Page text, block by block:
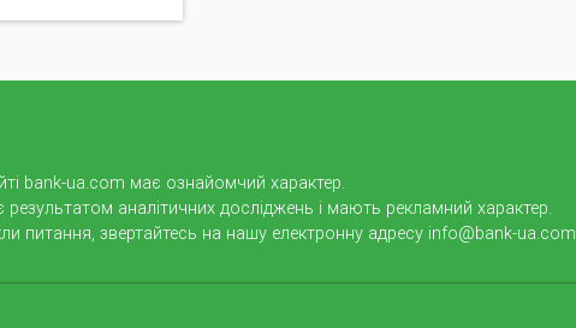
bank-ua.com має ознайомчий характер.
результатом аналітичних досліджень і мають рекламний характер.
питання, звертайтесь на нашу електронну адресу info@bank-ua.com